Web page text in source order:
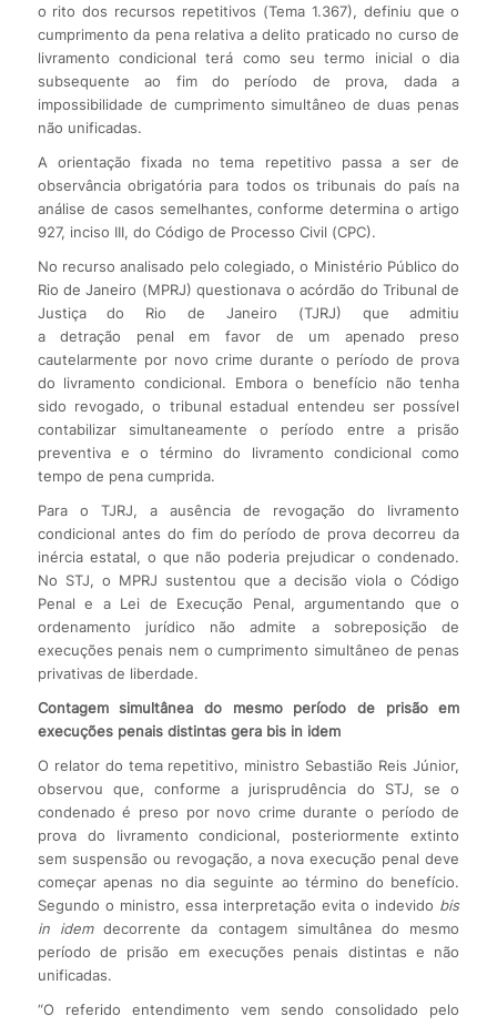
o rito dos recursos repetitivos (Tema 1.367), definiu que o
cumprimento da pena relativa a delito praticado no curso de
livramento condicional terá como seu termo inicial o dia
subsequente ao fim do período de prova, dada a
impossibilidade de cumprimento simultâneo de duas penas
não unificadas.
A orientação fixada no tema repetitivo passa a ser de
observância obrigatória para todos os tribunais do país na
análise de casos semelhantes, conforme determina o artigo
927, inciso III, do Código de Processo Civil (CPC).
No recurso analisado pelo colegiado, o Ministério Público do
Rio de Janeiro (MPRJ) questionava o acórdão do Tribunal de
Justiça do Rio de Janeiro (TJRJ) que admitiu
a detração penal em favor de um apenado preso
cautelarmente por novo crime durante o período de prova
do livramento condicional. Embora o benefício não tenha
sido revogado, o tribunal estadual entendeu ser possível
contabilizar simultaneamente o período entre a prisão
preventiva e o término do livramento condicional como
tempo de pena cumprida.
Para o TJRJ, a ausência de revogação do livramento
condicional antes do fim do período de prova decorreu da
inércia estatal, o que não poderia prejudicar o condenado.
No STJ, o MPRJ sustentou que a decisão viola o Código
Penal e a Lei de Execução Penal, argumentando que o
ordenamento jurídico não admite a sobreposição de
execuções penais nem o cumprimento simultâneo de penas
privativas de liberdade.
Contagem simultânea do mesmo período de prisão em
execuções penais distintas gera bis in idem
O relator do tema repetitivo, ministro Sebastião Reis Júnior,
observou que, conforme a jurisprudência do STJ, se o
condenado é preso por novo crime durante o período de
prova do livramento condicional, posteriormente extinto
sem suspensão ou revogação, a nova execução penal deve
começar apenas no dia seguinte ao término do benefício.
Segundo o ministro, essa interpretação evita o indevido bis
in idemdecorrente da contagem simultânea do mesmo
período de prisão em execuções penais distintas e não
unificadas.
“O referido entendimento vem sendo consolidado pelo